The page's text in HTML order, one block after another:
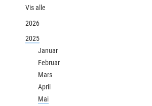
Vis alle
2026
2025
Januar
Februar
Mars
April
Mai